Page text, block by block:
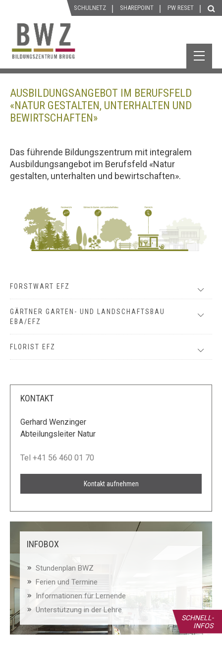
SCHULNETZ SHAREPOINT PW RESET
AUSBILDUNGSANGEBOT IM BERUFSFELD
«NATUR GESTALTEN, UNTERHALTEN UND
BEWIRTSCHAFTEN»
Das führende Bildungszentrum mit integralem
Ausbildungsangebot im Berufsfeld «Natur
gestalten, unterhalten und bewirtschaften».
FORSTWART EFZ
GÄRTNER GARTEN- UND LANDSCHAFTSBAU
EBA/EFZ
FLORIST EFZ
KONTAKT
Gerhard Wenzinger
Abteilungsleiter Natur
Tel +41 56 460 01 70
Kontakt aufnehmen
INFOBOX
Stundenplan BWZ
Ferien und Termine
Informationen für Lernende
Unterstützung in der Lehre
SCHNELL-
INFOS